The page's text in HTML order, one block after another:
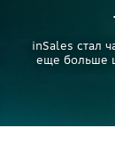
inSales стал
еще больше